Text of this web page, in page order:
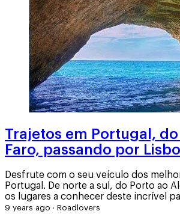
Trajetos em Portugal, do
Faro, passando por
Desfrute com o seu veículo dos
Portugal. De norte a sul, do Porto ao
os lugares a conhecer deste incrível
9 years ago · Roadlovers